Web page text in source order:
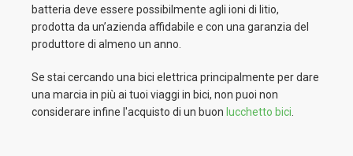
batteria deve essere possibilmente agli ioni di litio,
prodotta da un’azienda affidabile e con una garanzia del
produttore di almeno un anno.
Se stai cercando una bici elettrica principalmente per dare
una marcia in più ai tuoi viaggi in bici, non puoi non
considerare infine l'acquisto di un buon lucchetto bici